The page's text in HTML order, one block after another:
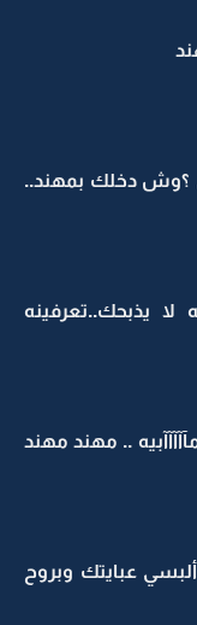
؟وش دخلك بمهند..
يذبحك..تعرفينه
.. مهند مهند
عبايتك وبروح